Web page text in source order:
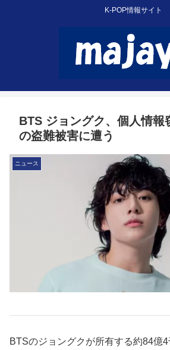
K-POP情報サイト
BTS ジョングク、個人情報
の盗難被害に遭う
ニュース
BTSのジョングクが所有する約84億